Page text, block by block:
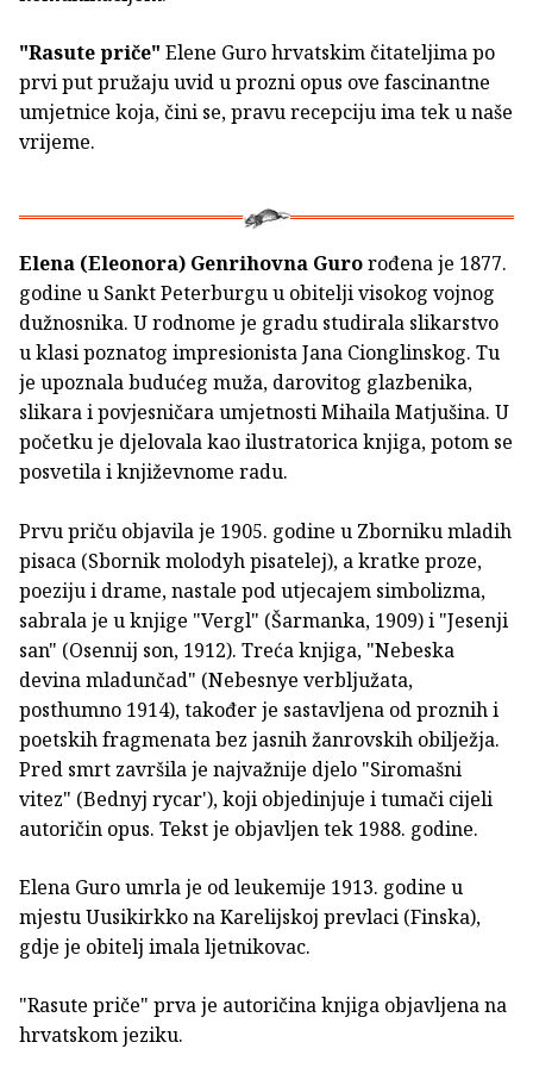
"Rasute priče" Elene Guro hrvatskim čitateljima po
prvi put pružaju uvid u prozni opus ove fascinantne
umjetnice koja, čini se, pravu recepciju ima tek u naše
vrijeme.
Elena (Eleonora) Genrihovna Gurorođena je 1877.
godine u Sankt Peterburgu u obitelji visokog vojnog
dužnosnika. U rodnome je gradu studirala slikarstvo
u klasi poznatog impresionista Jana Cionglinskog. Tu
je upoznala budućeg muža, darovitog glazbenika,
slikara i povjesničara umjetnosti Mihaila Matjušina. U
početku je djelovala kao ilustratorica knjiga, potom se
posvetila i književnome radu.
Prvu priču objavila je 1905. godine u Zborniku mladih
pisaca (Sbornik molodyh pisatelej), a kratke proze,
poeziju i drame, nastale pod utjecajem simbolizma,
sabrala je u knjige "Vergl" (Šarmanka, 1909) i "Jesenji
san" (Osennij son, 1912). Treća knjiga, "Nebeska
devina mladunčad" (Nebesnye verbljužata,
posthumno 1914), također je sastavljena od proznih i
poetskih fragmenata bez jasnih žanrovskih obilježja.
Pred smrt završila je najvažnije djelo "Siromašni
vitez" (Bednyj rycar'), koji objedinjuje i tumači cijeli
autoričin opus. Tekst je objavljen tek 1988. godine.
Elena Guro umrla je od leukemije 1913. godine u
mjestu Uusikirkko na Karelijskoj prevlaci (Finska),
gdje je obitelj imala ljetnikovac.
"Rasute priče" prva je autoričina knjiga objavljena na
hrvatskom jeziku.